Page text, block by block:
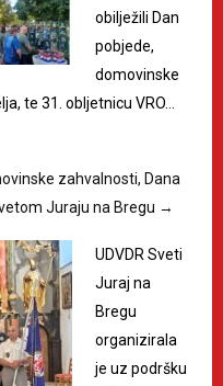
obilježili Dan
pobjede,
domovinske
te 31. obljetnicu VRO…
zahvalnosti, Dana
Juraju na Bregu →
UDVDR Sveti
Juraj na
Bregu
organizirala
je uz podršku